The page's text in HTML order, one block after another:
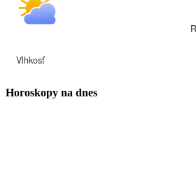
Horoskopy na dnes